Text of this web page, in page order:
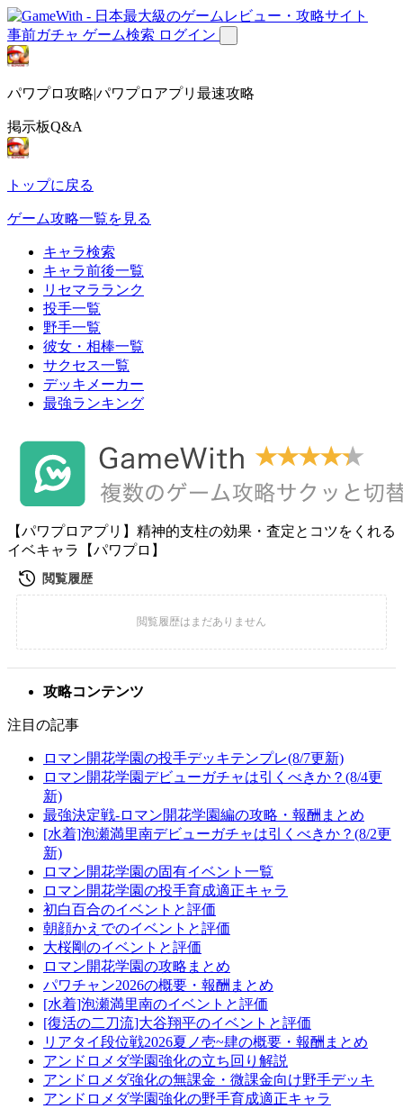
事前ガチャ ゲーム検索 ログイン
パワプロ攻略|パワプロアプリ最速攻略
掲示板Q&A
トップに戻る
ゲーム攻略一覧を見る
キャラ検索
キャラ前後一覧
リセマラランク
投手一覧
野手一覧
彼女・相棒一覧
サクセス一覧
デッキメーカー
最強ランキング
【パワプロアプリ】精神的支柱の効果・査定とコツをくれる
イベキャラ【パワプロ】
攻略コンテンツ
注目の記事
ロマン開花学園の投手デッキテンプレ(8/7更新)
ロマン開花学園デビューガチャは引くべきか？(8/4更
新)
最強決定戦-ロマン開花学園編の攻略・報酬まとめ
[水着]泡瀬満里南デビューガチャは引くべきか？(8/2更
新)
ロマン開花学園の固有イベント一覧
ロマン開花学園の投手育成適正キャラ
初白百合のイベントと評価
朝顔かえでのイベントと評価
大桜剛のイベントと評価
ロマン開花学園の攻略まとめ
パワチャン2026の概要・報酬まとめ
[水着]泡瀬満里南のイベントと評価
[復活の二刀流]大谷翔平のイベントと評価
リアタイ段位戦2026夏ノ壱~肆の概要・報酬まとめ
アンドロメダ学園強化の立ち回り解説
アンドロメダ強化の無課金・微課金向け野手デッキ
アンドロメダ学園強化の野手育成適正キャラ